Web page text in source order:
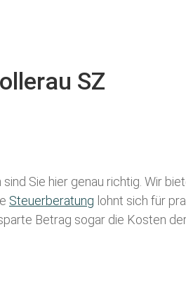
SZ
sind Sie hier genau richtig. Wir
Steuerberatung lohnt sich für
Betrag sogar die Kosten